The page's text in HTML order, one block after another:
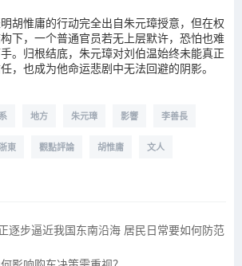
胡惟庸的行动完全出自朱元璋授意，但在权
下，一个普通官员若无上层默许，恐怕也难
。归根结底，朱元璋对刘伯温始终未能真正
，也成为他命运悲剧中无法回避的阴影。
地方 朱元璋 影響 李善長
東 觀點評論 胡惟庸 文人
逐步逼近我国东南沿海 居民日常要如何防范